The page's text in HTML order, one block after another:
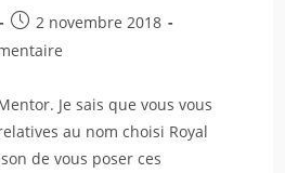
2 novembre 2018
Je sais que vous vous
au nom choisi Royal
de vous poser ces